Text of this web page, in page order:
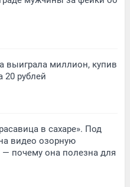
выиграла миллион, купив
20 рублей
в сахаре». Под
видео озорную
почему она полезна для